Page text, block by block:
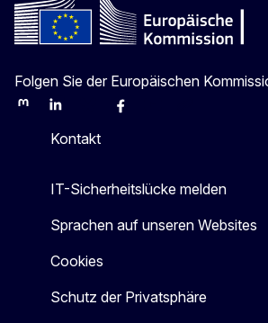
Folgen Sie der Europäischen
MastodonLinkedInBlueskyFacebook
Kontakt
IT-Sicherheitslücke melden
Sprachen auf unseren Websites
Cookies
Schutz der Privatsphäre